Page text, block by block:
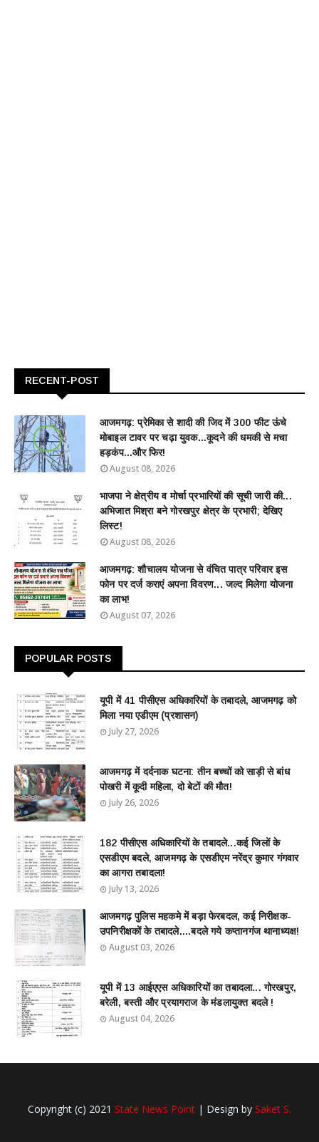
RECENT-POST
आजमगढ़: प्रेमिका से शादी की जिद में 300 फीट ऊंचे
मोबाइल टावर पर चढ़ा युवक...कूदने की धमकी से मचा
हड़कंप...और फिर!
August 08, 2026
भाजपा ने क्षेत्रीय व मोर्चा प्रभारियों की सूची जारी की...
अभिजात मिश्रा बने गोरखपुर क्षेत्र के प्रभारी; देखिए
लिस्ट!
August 08, 2026
आजमगढ़: शौचालय योजना से वंचित पात्र परिवार इस
फोन पर दर्ज कराएं अपना विवरण... जल्द मिलेगा योजना
का लाभ!
August 07, 2026
POPULAR POSTS
यूपी में 41 पीसीएस अधिकारियों के तबादले, आजमगढ़ को
मिला नया एडीएम (प्रशासन)
July 27, 2026
आजमगढ़ में दर्दनाक घटना: तीन बच्चों को साड़ी से बांध
पोखरी में कूदी महिला, दो बेटों की मौत!
July 26, 2026
182 पीसीएस अधिकारियों के तबादले...कई जिलों के
एसडीएम बदले, आजमगढ़ के एसडीएम नरेंद्र कुमार गंगवार
का आगरा तबादला!
July 13, 2026
आजमगढ़ पुलिस महकमे में बड़ा फेरबदल, कई निरीक्षक-
उपनिरीक्षकों के तबादले....बदले गये कप्तानगंज थानाध्यक्ष!
August 03, 2026
यूपी में 13 आईएएस अधिकारियों का तबादला... गोरखपुर,
बरेली, बस्ती और प्रयागराज के मंडलायुक्त बदले !
August 04, 2026
Copyright (c) 2021 State News Point | Design by Saket S.